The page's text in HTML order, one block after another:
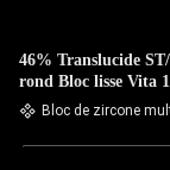
46% Translucide
rond Bloc lisse Vita
dentaires
Bloc de zircone